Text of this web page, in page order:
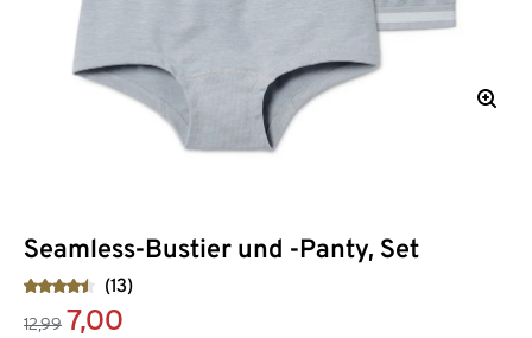
Seamless-Bustier und -Panty, Set
(13)
12,99 7,00